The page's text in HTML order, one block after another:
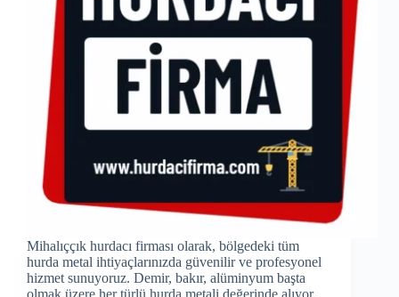
Mihalıççık hurdacı firması olarak, bölgedeki tüm
hurda metal ihtiyaçlarınızda güvenilir ve profesyonel
hizmet sunuyoruz. Demir, bakır, alüminyum başta